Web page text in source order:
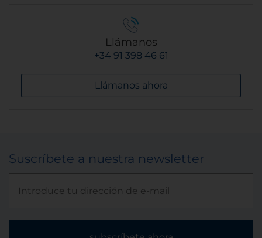
Llámanos
+34 91 398 46 61
Llámanos ahora
Suscríbete a nuestra newsletter